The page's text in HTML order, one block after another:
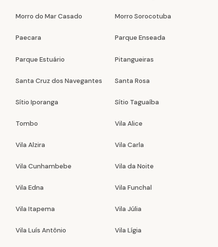
Morro do Mar Casado Morro Sorocotuba
Paecara Parque Enseada
Parque Estuário Pitangueiras
Santa Cruz dos Navegantes Santa Rosa
Sítio Iporanga Sítio Taguaíba
Tombo Vila Alice
Vila Alzira Vila Carla
Vila Cunhambebe Vila da Noite
Vila Edna Vila Funchal
Vila Itapema Vila Júlia
Vila Luís Antônio Vila Lígia